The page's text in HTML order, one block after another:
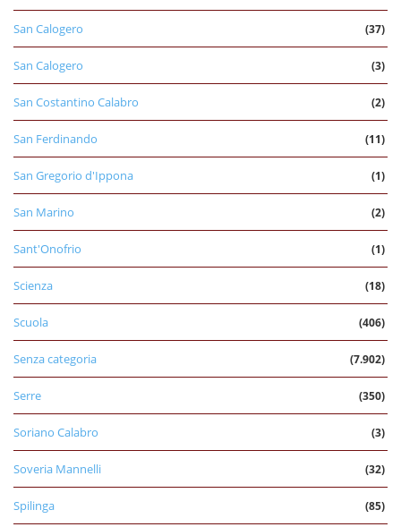
San Calogero (37)
San Calogero (3)
San Costantino Calabro (2)
San Ferdinando (11)
San Gregorio d'Ippona (1)
San Marino (2)
Sant'Onofrio (1)
Scienza (18)
Scuola (406)
Senza categoria (7.902)
Serre (350)
Soriano Calabro (3)
Soveria Mannelli (32)
Spilinga (85)